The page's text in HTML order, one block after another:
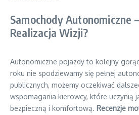
Samochody Autonomiczne
Realizacja Wizji?
Autonomiczne pojazdy to kolejny
roku nie spodziewamy się pełnej
publicznych, możemy oczekiwać
wspomagania kierowcy, które uczynią
bezpieczną i komfortową. Recenzje